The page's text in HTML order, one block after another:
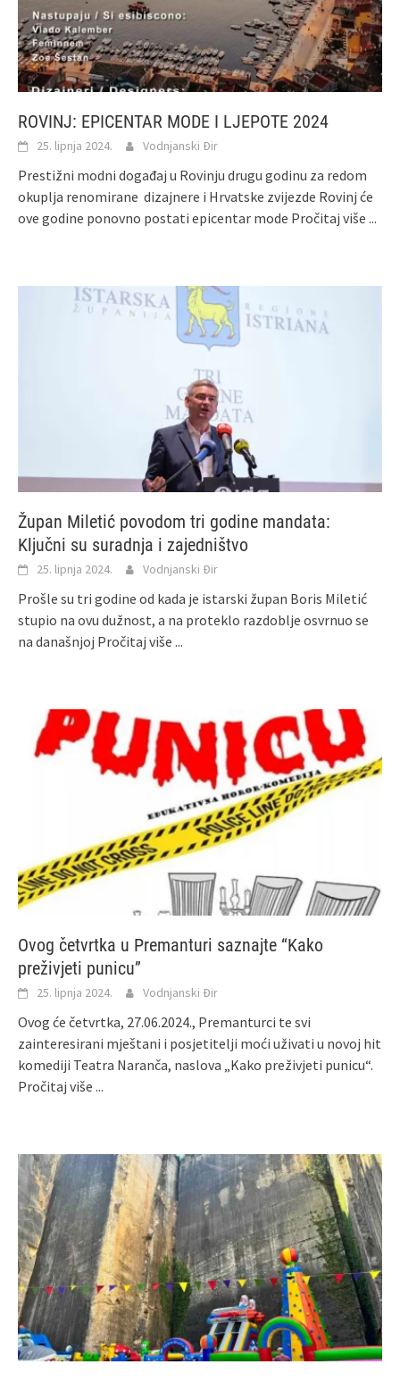
ROVINJ: EPICENTAR MODE I LJEPOTE 2024
25. lipnja 2024. Vodnjanski Đir
Prestižni modni događaj u Rovinju drugu godinu za redom
okuplja renomirane dizajnere i Hrvatske zvijezde Rovinj će
ove godine ponovno postati epicentar mode Pročitaj više ...
Župan Miletić povodom tri godine mandata:
Ključni su suradnja i zajedništvo
25. lipnja 2024. Vodnjanski Đir
Prošle su tri godine od kada je istarski župan Boris Miletić
stupio na ovu dužnost, a na proteklo razdoblje osvrnuo se
na današnjoj Pročitaj više ...
Ovog četvrtka u Premanturi saznajte “Kako
preživjeti punicu”
25. lipnja 2024. Vodnjanski Đir
Ovog će četvrtka, 27.06.2024., Premanturci te svi
zainteresirani mještani i posjetitelji moći uživati u novoj hit
komediji Teatra Naranča, naslova „Kako preživjeti punicu“.
Pročitaj više ...